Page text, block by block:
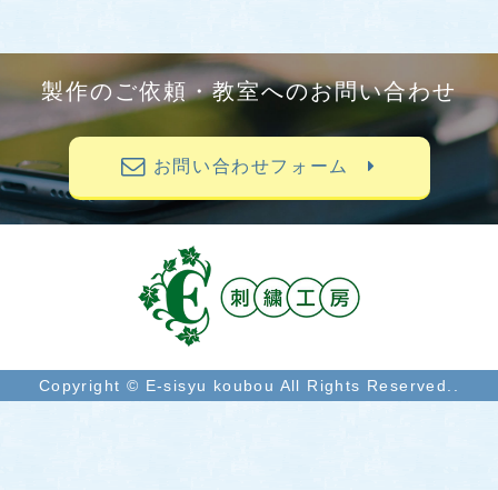
製作のご依頼・教室へのお問い合わせ
お問い合わせフォーム
Copyright © E-sisyu koubou All Rights Reserved..